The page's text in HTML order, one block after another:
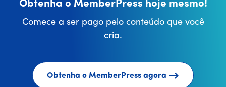
Obtenha o MemberPress hoje mesmo!
Comece a ser pago pelo conteúdo que você
cria.
Obtenha o MemberPress agora